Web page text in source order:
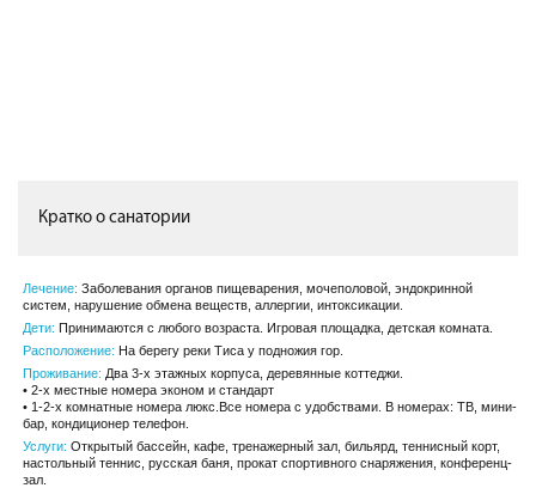
Кратко о санатории
Лечение: Заболевания органов пищеварения, мочеполовой, эндокринной
систем, нарушение обмена веществ, аллергии, интоксикации.
Дети: Принимаются с любого возраста. Игровая площадка, детская комната.
Расположение: На берегу реки Тиса у подножия гор.
Проживание: Два 3-х этажных корпуса, деревянные коттеджи.
• 2-х местные номера эконом и стандарт
• 1-2-х комнатные номера люкс.Все номера с удобствами. В номерах: ТВ, мини-
бар, кондиционер телефон.
Услуги: Открытый бассейн, кафе, тренажерный зал, бильярд, теннисный корт,
настольный теннис, русская баня, прокат спортивного снаряжения, конференц-
зал.